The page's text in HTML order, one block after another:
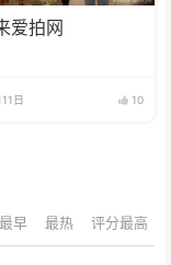
爱拍网
日 10
最早 最热 评分最高